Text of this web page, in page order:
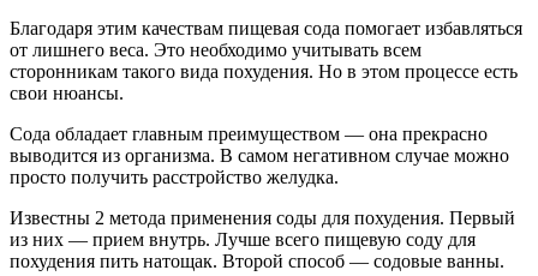
Благодаря этим качествам пищевая сода помогает избавляться
от лишнего веса. Это необходимо учитывать всем
сторонникам такого вида похудения. Но в этом процессе есть
свои нюансы.
Сода обладает главным преимуществом — она прекрасно
выводится из организма. В самом негативном случае можно
просто получить расстройство желудка.
Известны 2 метода применения соды для похудения. Первый
из них — прием внутрь. Лучше всего пищевую соду для
похудения пить натощак. Второй способ — содовые ванны.